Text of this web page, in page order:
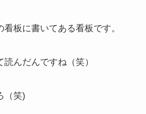
板に書いてある看板です。
んだんですね（笑）
（笑)